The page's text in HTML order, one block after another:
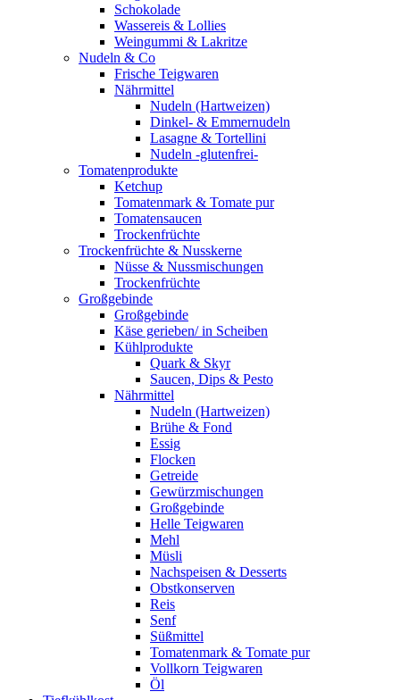
Schokolade
Wassereis & Lollies
Weingummi & Lakritze
Nudeln & Co
Frische Teigwaren
Nährmittel
Nudeln (Hartweizen)
Dinkel- & Emmernudeln
Lasagne & Tortellini
Nudeln -glutenfrei-
Tomatenprodukte
Ketchup
Tomatenmark & Tomate pur
Tomatensaucen
Trockenfrüchte
Trockenfrüchte & Nusskerne
Nüsse & Nussmischungen
Trockenfrüchte
Großgebinde
Großgebinde
Käse gerieben/ in Scheiben
Kühlprodukte
Quark & Skyr
Saucen, Dips & Pesto
Nährmittel
Nudeln (Hartweizen)
Brühe & Fond
Essig
Flocken
Getreide
Gewürzmischungen
Großgebinde
Helle Teigwaren
Mehl
Müsli
Nachspeisen & Desserts
Obstkonserven
Reis
Senf
Süßmittel
Tomatenmark & Tomate pur
Vollkorn Teigwaren
Öl